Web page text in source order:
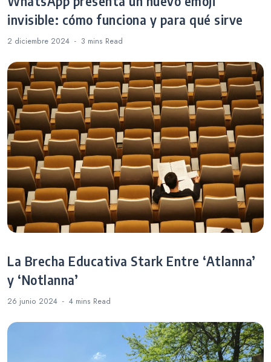
invisible: cómo funciona y para qué sirve
2 diciembre 2024 3 mins Read
La Brecha Educativa Stark Entre ‘Atlanna’
y ‘Notlanna’
26 junio 2024 4 mins Read